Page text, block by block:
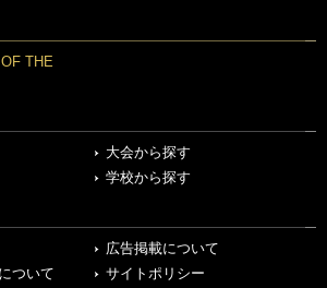
THE
大会から探す
学校から探す
広告掲載について
ついて
サイトポリシー